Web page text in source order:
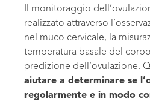
Il monitoraggio
realizzato attraverso
nel muco cervicale, la
temperatura basale del
predizione dell’ovulazione.
aiutare a determinare se
regolarmente e in modo